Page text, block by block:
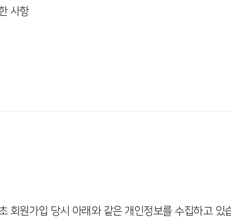
사항
회원가입 당시 아래와 같은 개인정보를 수집하고 있